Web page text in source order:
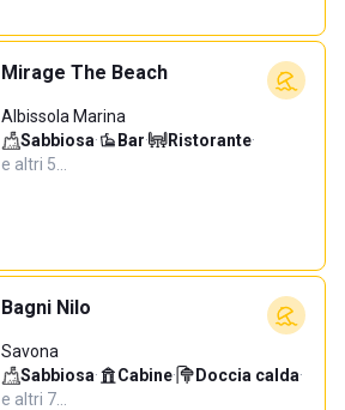
Mirage The Beach
Albissola Marina
Sabbiosa· Bar· Ristorante·
e altri 5…
Bagni Nilo
Savona
Sabbiosa· Cabine· Doccia calda·
e altri 7…